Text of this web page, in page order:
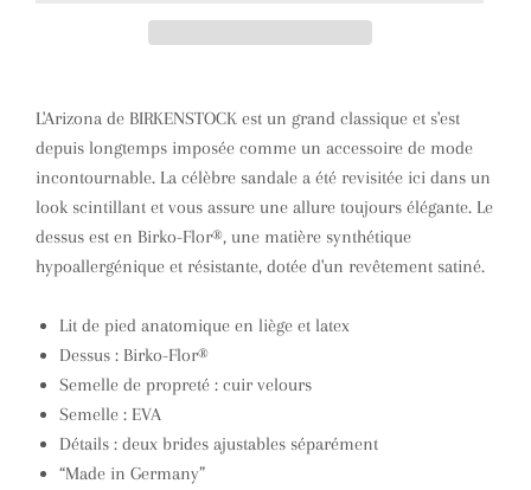
L'Arizona de BIRKENSTOCK est un grand classique et s'est
depuis longtemps imposée comme un accessoire de mode
incontournable. La célèbre sandale a été revisitée ici dans un
look scintillant et vous assure une allure toujours élégante. Le
dessus est en Birko-Flor®, une matière synthétique
hypoallergénique et résistante, dotée d'un revêtement satiné.
Lit de pied anatomique en liège et latex
Dessus : Birko-Flor®
Semelle de propreté : cuir velours
Semelle : EVA
Détails : deux brides ajustables séparément
“Made in Germany”